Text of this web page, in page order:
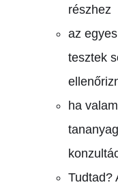
részhez
az
tesztek
ha
Tudtad?